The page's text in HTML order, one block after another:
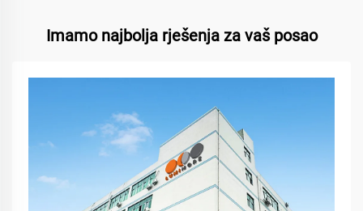
Imamo najbolja rješenja za vaš posao